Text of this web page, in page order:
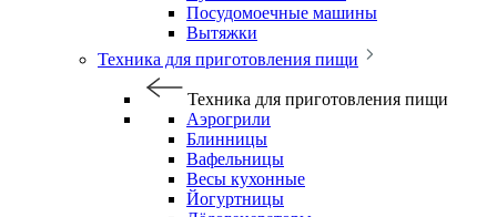
Посудомоечные машины
Вытяжки
Техника для приготовления пищи
Техника для приготовления пищи
Аэрогрили
Блинницы
Вафельницы
Весы кухонные
Йогуртницы